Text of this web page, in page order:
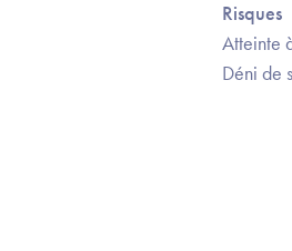
Risques
Atteinte
Déni de